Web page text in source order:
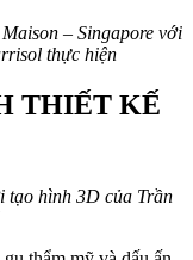
– Singapore với
thực hiện
THIẾT KẾ
tạo hình 3D của Trần